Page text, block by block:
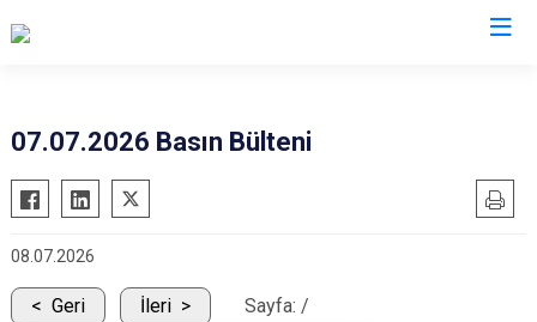
07.07.2026 Basın Bülteni
08.07.2026
Geri İleri Sayfa: /